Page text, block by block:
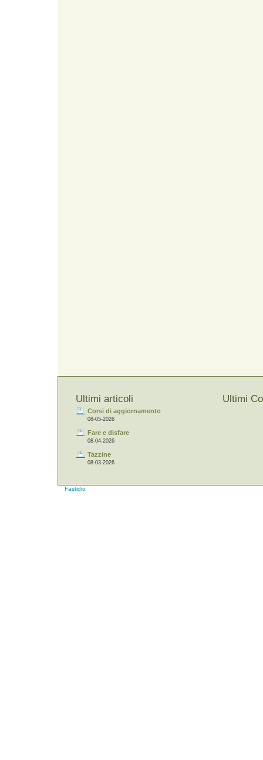
Ultimi articoli
Corsi di aggiornamento
08-05-2026
Fare e disfare
08-04-2026
Tazzine
08-03-2026
Ultimi
Fastidio